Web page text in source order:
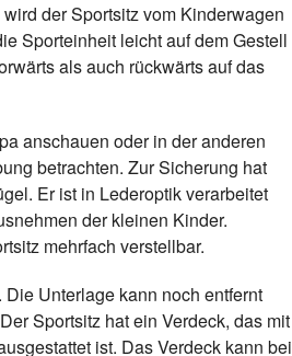
der Sportsitz vom Kinderwagen
Sporteinheit leicht auf dem Gestell
als auch rückwärts auf das
anschauen oder in der anderen
betrachten. Zur Sicherung hat
Er ist in Lederoptik verarbeitet
der kleinen Kinder.
mehrfach verstellbar.
Unterlage kann noch entfernt
Sportsitz hat ein Verdeck, das mit
ist. Das Verdeck kann bei